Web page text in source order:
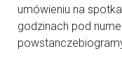
umówieniu na
godzinach pod